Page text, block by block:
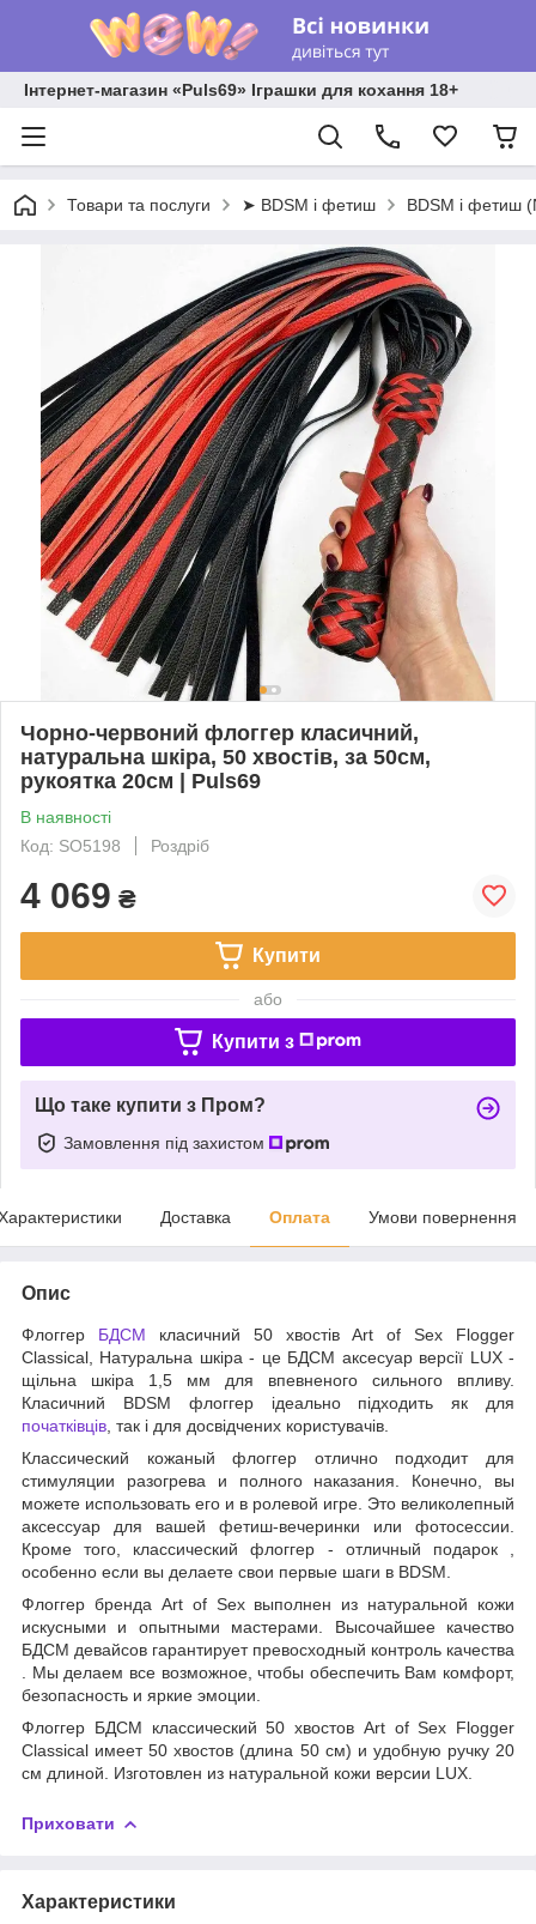
Інтернет-магазин «Puls69» Іграшки для кохання 18+
Товари та послуги ➤ BDSM і фетиш BDSM і фетиш
Чорно-червоний флоггер класичний,
натуральна шкіра, 50 хвостів, за 50см,
рукоятка 20см | Puls69
В наявності
Код: SO5198
Роздріб
4 069 ₴
Купити
або
Купити з
Що таке купити з Пром?
Замовлення під захистом
Доставка Оплата Умови повернення
Опис
Флоггер БДСМ класичний 50 хвостів Art of Sex Flogger
Classical, Натуральна шкіра - це БДСМ аксесуар версії LUX -
щільна шкіра 1,5 мм для впевненого сильного впливу.
Класичний BDSM флоггер ідеально підходить як для
початківців , так і для досвідчених користувачів.
Классический кожаный флоггер отлично подходит для
стимуляции разогрева и полного наказания. Конечно, вы
можете использовать его и в ролевой игре. Это великолепный
аксессуар для вашей фетиш-вечеринки или фотосессии.
Кроме того, классический флоггер - отличный подарок ,
особенно если вы делаете свои первые шаги в BDSM.
Флоггер бренда Art of Sex выполнен из натуральной кожи
искусными и опытными мастерами. Высочайшее качество
БДСМ девайсов гарантирует превосходный контроль качества
. Мы делаем все возможное, чтобы обеспечить Вам комфорт,
безопасность и яркие эмоции.
Флоггер БДСМ классический 50 хвостов Art of Sex Flogger
Classical имеет 50 хвостов (длина 50 см) и удобную ручку 20
см длиной. Изготовлен из натуральной кожи версии LUX.
Приховати
Характеристики